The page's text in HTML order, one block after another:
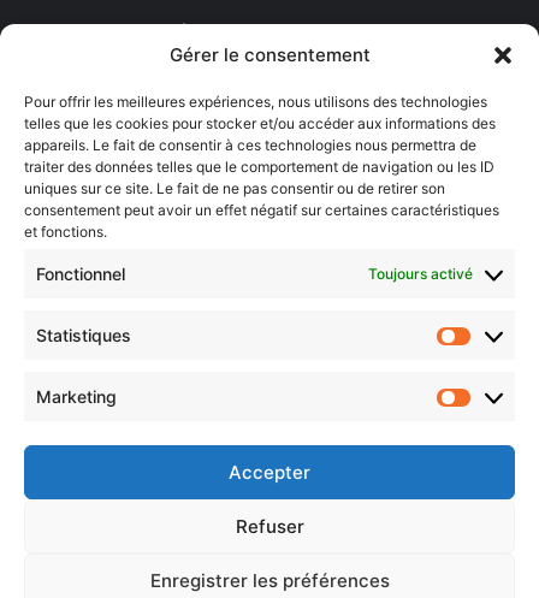
Gérer le consentement
Pour offrir les meilleures expériences, nous utilisons des technologies
telles que les cookies pour stocker et/ou accéder aux informations des
appareils. Le fait de consentir à ces technologies nous permettra de
traiter des données telles que le comportement de navigation ou les ID
uniques sur ce site. Le fait de ne pas consentir ou de retirer son
consentement peut avoir un effet négatif sur certaines caractéristiques
et fonctions.
Fonctionnel Toujours activé
Statistiques
Marketing
Accepter
Refuser
Enregistrer les préférences
Newsletter gratuite
Choisissez : matin, soir ou hebdo ?
Les infos essentielles de la région à lire au moment où cela vous
arrange !
votre
Evénements